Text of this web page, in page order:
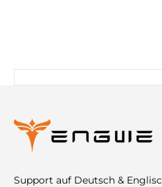
Support auf Deutsch &